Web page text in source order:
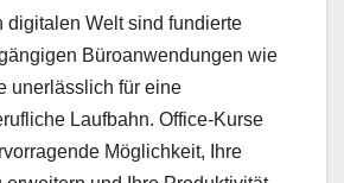
digitalen Welt sind fundierte
Büroanwendungen wie
unerlässlich für eine
Laufbahn. Office-Kurse
Möglichkeit, Ihre